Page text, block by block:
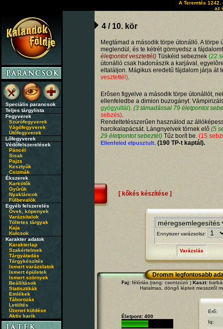
A Teremtés
az
Speciális parancsok
Teljes tárgylista
Fegyverek
Szúrófegyverek
Vágófegyverek
Ütőfegyverek
Lőfegyverek
Védőfelszerelések
Páncél
Sisak
Pajzs
Kesztyűk
Csizmák
Ékszerek
Karkötők
Gyűrűk
Nyakláncok
Fülbevalók
Egyéb felszerelés
Övek, köpenyek
Varázsitalok
Töltetes tárgyak
Kaja
Kulcsok
Karakter adatok
Karakterlap
Szakértelmek
Tárgyátadás
Tárgykészítés
Ismert varázslatok
Ismert épületek
Ismert szörnyek
Beállítások
Statisztikák
Emlékek
Táborozás
Letöltés
Üzenet küldése
Aktív karik
4 / 10. kör
Megtámad a második törpe útonálló. A törpe
meglendül, és te kétrét görnyedsz a
életpontot vesztettél) Tüskéid sebeznek (22
útonálló csak hadonászik a karjával,
eltaláljon. Mágikus eredetű fájdalom járja át
vesztettél).
Erôsen figyelve a második törpe útonállót,
ellenfeledbe a dimion buzogányt.
gyógyultál). (3 támadással 79 életpontot
sebzés).
Rendeltetésszerűen használod az
harcikalapácsát. Lángnyelvek törnek elô (5
29 életpontot sebeztél) Tűz borít be. (15
Ellenfeled elpusztult. (190 TP-t kaptál).
[ kőkés készítése ]
Ennyiszer varázsolsz:
Varázslás
Dromm legfontosabb
Faj:félóriás (rang: csontzúzó ) Kaszt:
Hatalmas, döngő lépteit messziről
Életpont: 400
Erő:
Iq: